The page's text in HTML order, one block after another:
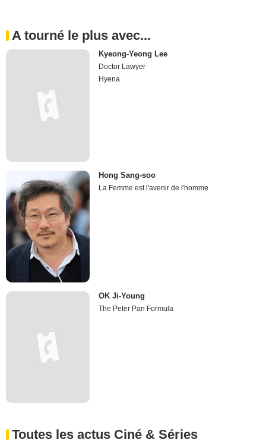
A tourné le plus avec...
Kyeong-Yeong Lee
Doctor Lawyer
Hyena
Hong Sang-soo
La Femme est l'avenir de l'homme
OK Ji-Young
The Peter Pan Formula
Toutes les actus Ciné & Séries